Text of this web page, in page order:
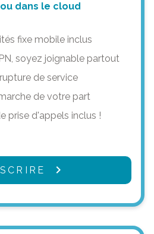
dans le cloud
fixe mobile inclus
soyez joignable partout
de service
de votre part
prise d'appels inclus !